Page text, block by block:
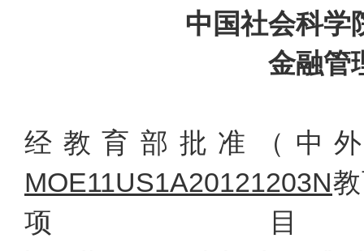
中国社会科
金融管
经教育部批准（中
MOE11US1A20121203N
项